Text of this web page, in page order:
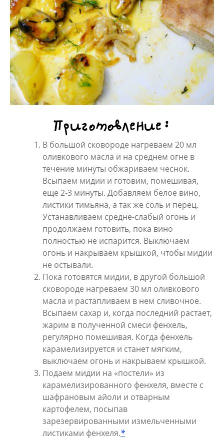
Приготовление:
В большой сковороде нагреваем 20 мл
оливкового масла и на среднем огне в
течение минуты обжариваем чеснок.
Всыпаем мидии и готовим, помешивая,
еще 2-3 минуты. Добавляем белое вино,
листики тимьяна, а так же соль и перец.
Устанавливаем средне-слабый огонь и
продолжаем готовить, пока вино
полностью не испарится. Выключаем
огонь и накрываем крышкой, чтобы мидии
не остывали.
Пока готовятся мидии, в другой большой
сковороде нагреваем 30 мл оливкового
масла и растапливаем в нем сливочное.
Всыпаем сахар и, когда последний растает,
жарим в полученной смеси фенхель,
регулярно помешивая. Когда фенхель
карамелизируется и станет мягким,
выключаем огонь и накрываем крышкой.
Подаем мидии на «постели» из
карамелизированного фенхеля, вместе с
шафрановым айоли и отварным
картофелем, посыпав
зарезервированными измельченными
листиками фенхеля.*